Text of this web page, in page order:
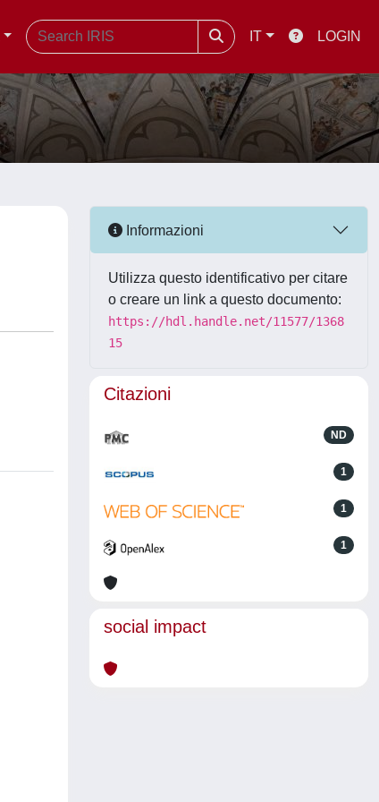
IT LOGIN
Informazioni
Utilizza questo identificativo per citare
o creare un link a questo documento:
https://hdl.handle.net/11577/1368
15
Citazioni
ND
1
1
1
social impact